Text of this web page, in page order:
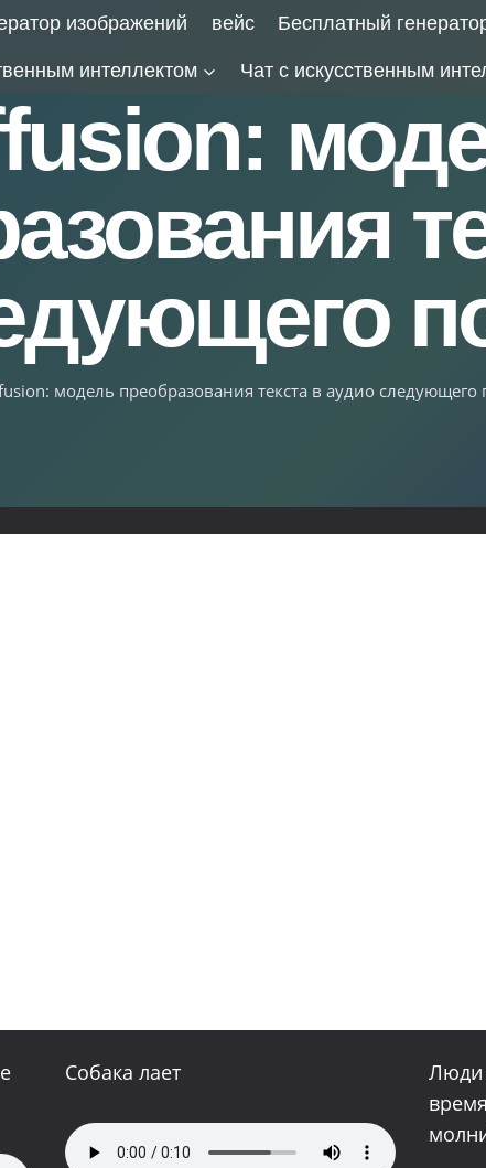
изображений вейс Бесплатный
интеллектом Чат с искусственным
модель преобразования текста в аудио следующего
Собака лает
Люди